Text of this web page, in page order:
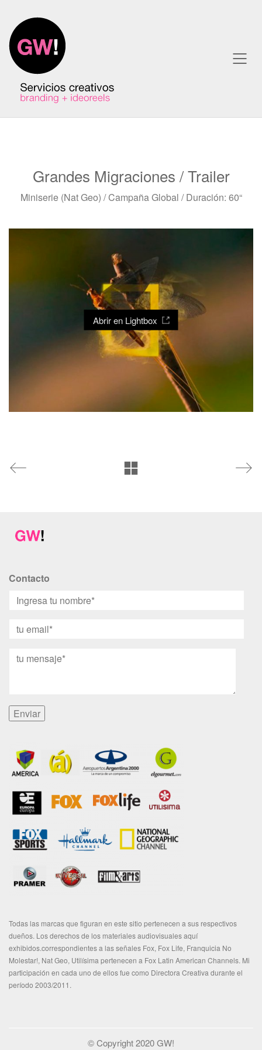
Grandes Migraciones / Trailer
Miniserie (Nat Geo) / Campaña Global / Duración: 60“
Abrir en Lightbox
Contacto
Todas las marcas que figuran en este sitio pertenecen a sus respectivos
dueños. Los derechos de los materiales audiovisuales aquí
exhibidos.correspondientes a las señales Fox, Fox Life, Franquicia No
Molestar!, Nat Geo, Utilísima pertenecen a Fox Latin American Channels. Mi
participación en cada uno de ellos fue como Directora Creativa durante el
período 2003/2011.
© Copyright 2020 GW!